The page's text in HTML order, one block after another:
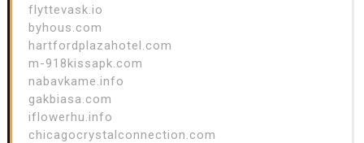
flyttevask.io
byhous.com
hartfordplazahotel.com
m-918kissapk.com
nabavkame.info
gakbiasa.com
iflowerhu.info
chicagocrystalconnection.com